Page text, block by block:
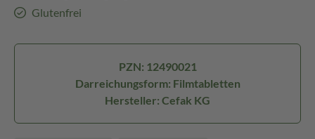
Glutenfrei
PZN: 12490021
Darreichungsform: Filmtabletten
Hersteller: Cefak KG